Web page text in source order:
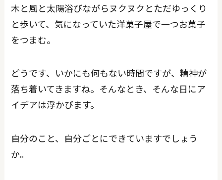
木と風と太陽浴びながらヌクヌクとただゆっくり
と歩いて、気になっていた洋菓子屋で一つお菓子
をつまむ。
どうです、いかにも何もない時間ですが、精神が
落ち着いてきますね。そんなとき、そんな日にア
イデアは浮かびます。
自分のこと、自分ごとにできていますでしょう
か。